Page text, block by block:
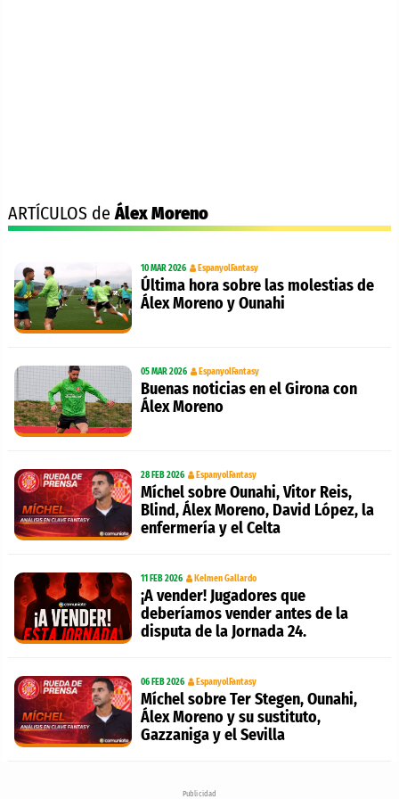
ARTÍCULOS deÁlex Moreno
10 MAR 2026 EspanyolFantasy
Última hora sobre las molestias de
Álex Moreno y Ounahi
05 MAR 2026 EspanyolFantasy
Buenas noticias en el Girona con
Álex Moreno
28 FEB 2026 EspanyolFantasy
Míchel sobre Ounahi, Vitor Reis,
Blind, Álex Moreno, David López, la
enfermería y el Celta
11 FEB 2026 Kelmen Gallardo
¡A vender! Jugadores que
deberíamos vender antes de la
disputa de la Jornada 24.
06 FEB 2026 EspanyolFantasy
Míchel sobre Ter Stegen, Ounahi,
Álex Moreno y su sustituto,
Gazzaniga y el Sevilla
Publicidad